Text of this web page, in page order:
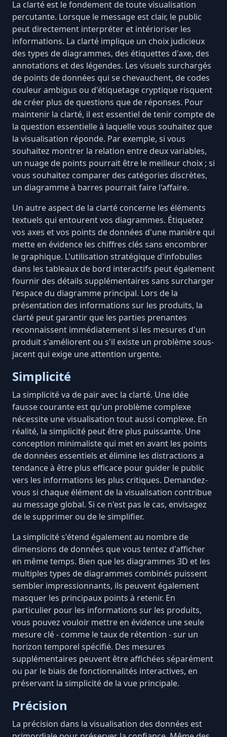
La clarté est le fondement de toute visualisation
percutante. Lorsque le message est clair, le public
peut directement interpréter et intérioriser les
informations. La clarté implique un choix judicieux
des types de diagrammes, des étiquettes d'axe, des
annotations et des légendes. Les visuels surchargés
de points de données qui se chevauchent, de codes
couleur ambigus ou d'étiquetage cryptique risquent
de créer plus de questions que de réponses. Pour
maintenir la clarté, il est essentiel de tenir compte de
la question essentielle à laquelle vous souhaitez que
la visualisation réponde. Par exemple, si vous
souhaitez montrer la relation entre deux variables,
un nuage de points pourrait être le meilleur choix ; si
vous souhaitez comparer des catégories discrètes,
un diagramme à barres pourrait faire l'affaire.
Un autre aspect de la clarté concerne les éléments
textuels qui entourent vos diagrammes. Étiquetez
vos axes et vos points de données d'une manière qui
mette en évidence les chiffres clés sans encombrer
le graphique. L'utilisation stratégique d'infobulles
dans les tableaux de bord interactifs peut également
fournir des détails supplémentaires sans surcharger
l'espace du diagramme principal. Lors de la
présentation des informations sur les produits, la
clarté peut garantir que les parties prenantes
reconnaissent immédiatement si les mesures d'un
produit s'améliorent ou s'il existe un problème sous-
jacent qui exige une attention urgente.
Simplicité
La simplicité va de pair avec la clarté. Une idée
fausse courante est qu'un problème complexe
nécessite une visualisation tout aussi complexe. En
réalité, la simplicité peut être plus puissante. Une
conception minimaliste qui met en avant les points
de données essentiels et élimine les distractions a
tendance à être plus efficace pour guider le public
vers les informations les plus critiques. Demandez-
vous si chaque élément de la visualisation contribue
au message global. Si ce n'est pas le cas, envisagez
de le supprimer ou de le simplifier.
La simplicité s'étend également au nombre de
dimensions de données que vous tentez d'afficher
en même temps. Bien que les diagrammes 3D et les
multiples types de diagrammes combinés puissent
sembler impressionnants, ils peuvent également
masquer les principaux points à retenir. En
particulier pour les informations sur les produits,
vous pouvez vouloir mettre en évidence une seule
mesure clé - comme le taux de rétention - sur un
horizon temporel spécifié. Des mesures
supplémentaires peuvent être affichées séparément
ou par le biais de fonctionnalités interactives, en
préservant la simplicité de la vue principale.
Précision
La précision dans la visualisation des données est